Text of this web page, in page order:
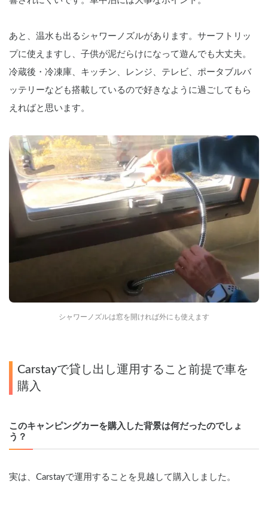
あと、温水も出るシャワーノズルがあります。サーフトリッ
プに使えますし、子供が泥だらけになって遊んでも大丈夫。
冷蔵後・冷凍庫、キッチン、レンジ、テレビ、ポータブルバ
ッテリーなども搭載しているので好きなように過ごしてもら
えればと思います。
シャワーノズルは窓を開ければ外にも使えます
Carstayで貸し出し運用すること前提で車を
購入
このキャンピングカーを購入した背景は何だったのでしょ
う？
実は、Carstayで運用することを見越して購入しました。